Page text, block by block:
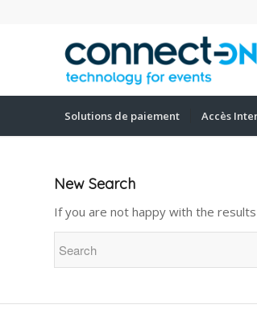
Solutions de paiement Accès
New Search
If you are not happy with the